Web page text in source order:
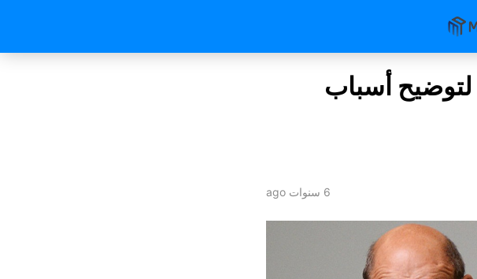
لتوضيح أسباب
6 سنوات ago